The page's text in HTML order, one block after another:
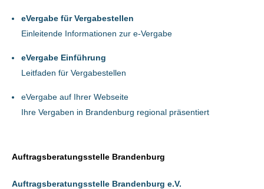
eVergabe für Vergabestellen
Einleitende Informationen zur e-Vergabe
eVergabe Einführung
Leitfaden für Vergabestellen
eVergabe auf Ihrer Webseite
Ihre Vergaben in Brandenburg regional präsentiert
Auftragsberatungsstelle Brandenburg
Auftragsberatungsstelle Brandenburg e.V.